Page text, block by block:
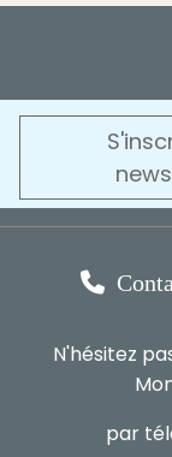

N'hésitez
par